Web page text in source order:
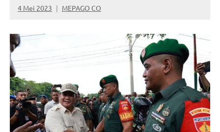
4 Mei 2023 MEPAGO CO
No